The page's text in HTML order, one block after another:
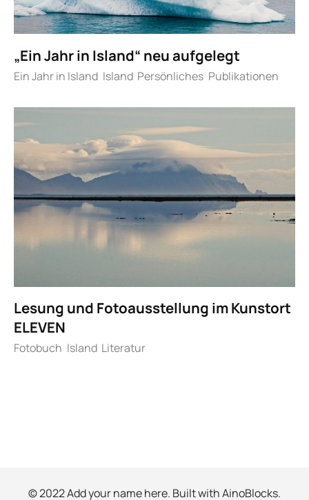
„Ein Jahr in Island“ neu aufgelegt
Ein Jahr in Island Island Persönliches Publikationen
Lesung und Fotoausstellung im Kunstort
ELEVEN
Fotobuch Island Literatur
© 2022 Add your name here. Built withAinoBlocks.